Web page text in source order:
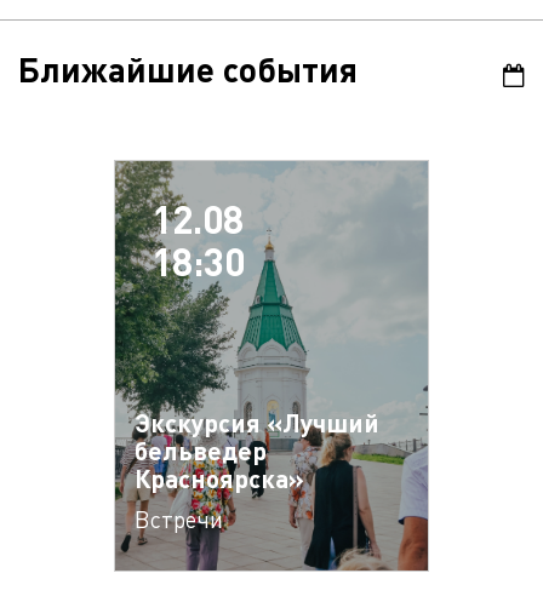
Ближайшие события
12.08
18:30
Экскурсия «Лучший
бельведер
Красноярска»
Встречи